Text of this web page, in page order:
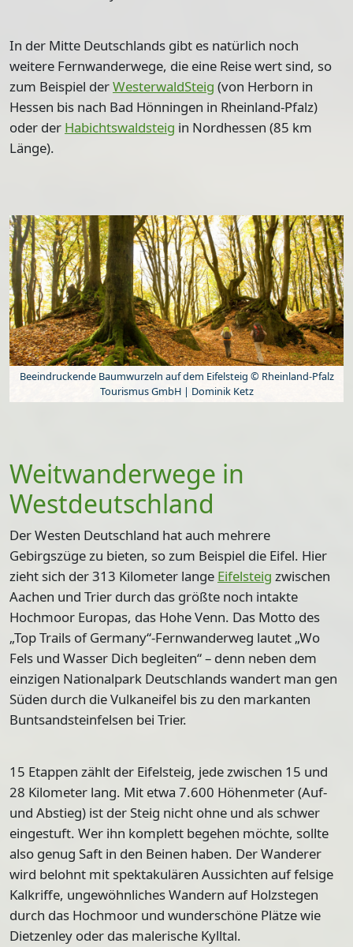
In der Mitte Deutschlands gibt es natürlich noch
weitere Fernwanderwege, die eine Reise wert sind, so
zum Beispiel derWesterwaldSteig (von Herborn in
Hessen bis nach Bad Hönningen in Rheinland-Pfalz)
oder der Habichtswaldsteig in Nordhessen (85 km
Länge).
Beeindruckende Baumwurzeln auf dem Eifelsteig © Rheinland-Pfalz
Tourismus GmbH | Dominik Ketz
Weitwanderwege in
Westdeutschland
Der Westen Deutschland hat auch mehrere
Gebirgszüge zu bieten, so zum Beispiel die Eifel. Hier
zieht sich der 313 Kilometer lange Eifelsteig zwischen
Aachen und Trier durch das größte noch intakte
Hochmoor Europas, das Hohe Venn. Das Motto des
„Top Trails of Germany“-Fernwanderweg lautet „Wo
Fels und Wasser Dich begleiten“ – denn neben dem
einzigen Nationalpark Deutschlands wandert man gen
Süden durch die Vulkaneifel bis zu den markanten
Buntsandsteinfelsen bei Trier.
15 Etappen zählt der Eifelsteig, jede zwischen 15 und
28 Kilometer lang. Mit etwa 7.600 Höhenmeter(Auf-
und Abstieg) ist der Steig nicht ohne und als schwer
eingestuft. Wer ihn komplett begehen möchte, sollte
also genug Saft in den Beinen haben. Der Wanderer
wird belohnt mit spektakulären Aussichten auffelsige
Kalkriffe, ungewöhnliches Wandern auf Holzstegen
durch das Hochmoor und wunderschöne Plätze wie
Dietzenley oder das malerische Kylltal.